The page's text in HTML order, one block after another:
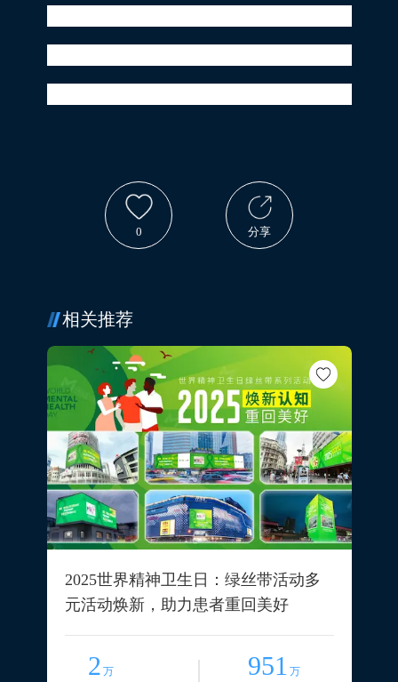
0 分享
相关推荐
2025世界精神卫生日：绿丝带活动多
元活动焕新，助力患者重回美好
2 万 951 万